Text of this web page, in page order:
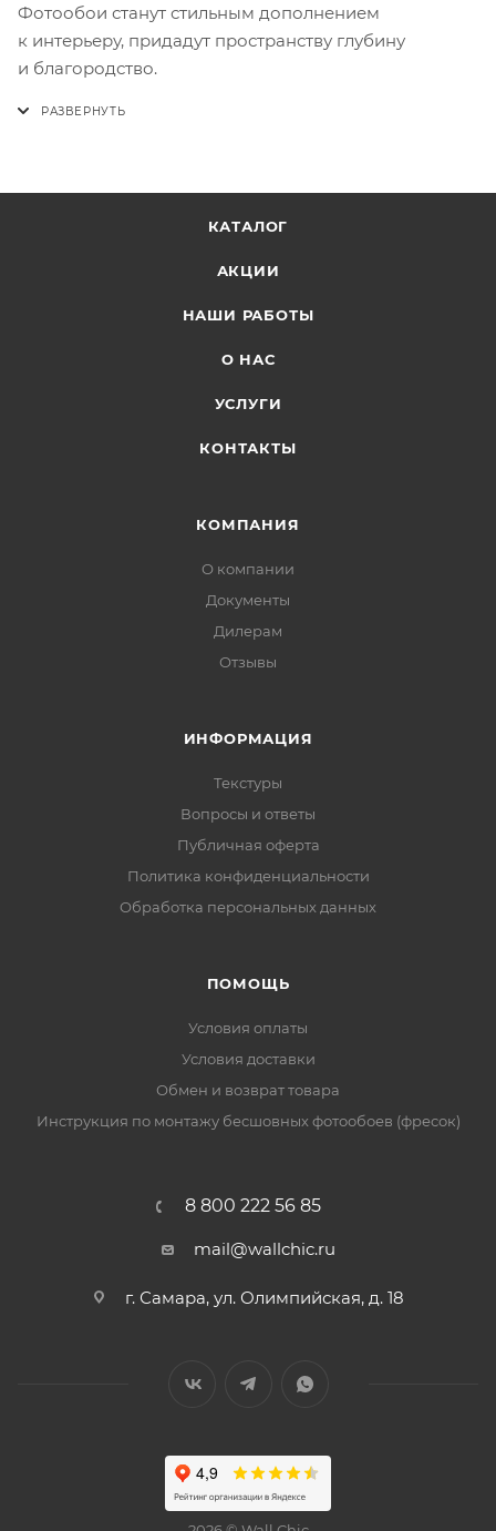
Фотообои станут стильным дополнением
к интерьеру, придадут пространству глубину
и благородство.
КАТАЛОГ
АКЦИИ
НАШИ РАБОТЫ
О НАС
УСЛУГИ
КОНТАКТЫ
КОМПАНИЯ
О компании
Документы
Дилерам
Отзывы
ИНФОРМАЦИЯ
Текстуры
Вопросы и ответы
Публичная оферта
Политика конфиденциальности
Обработка персональных данных
ПОМОЩЬ
Условия оплаты
Условия доставки
Обмен и возврат товара
Инструкция по монтажу бесшовных фотообоев (фресок)
8 800 222 56 85
mail@wallchic.ru
г. Самара, ул. Олимпийская, д. 18